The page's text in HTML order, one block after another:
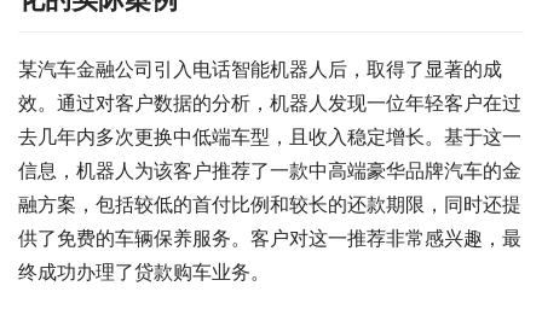
某汽车金融公司引入电话智能机器人后，取得了显著的成
效。通过对客户数据的分析，机器人发现一位年轻客户在过
去几年内多次更换中低端车型，且收入稳定增长。基于这一
信息，机器人为该客户推荐了一款中高端豪华品牌汽车的金
融方案，包括较低的首付比例和较长的还款期限，同时还提
供了免费的车辆保养服务。客户对这一推荐非常感兴趣，最
终成功办理了贷款购车业务。